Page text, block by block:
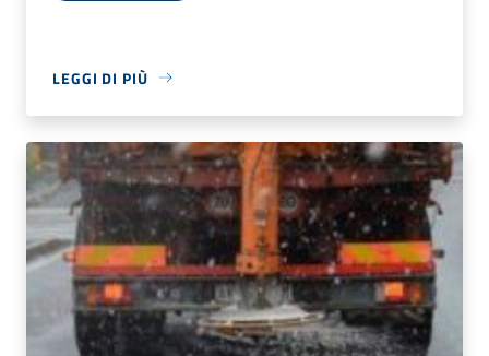
LEGGI DI PIÙ